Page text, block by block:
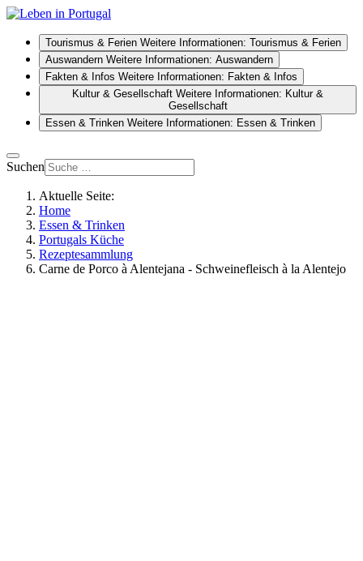
Tourismus & Ferien Weitere Informationen: Tourismus & Ferien
Auswandern Weitere Informationen: Auswandern
Fakten & Infos Weitere Informationen: Fakten & Infos
Kultur & Gesellschaft Weitere Informationen: Kultur &
Gesellschaft
Essen & Trinken Weitere Informationen: Essen & Trinken
Suchen
Aktuelle Seite:
Home
Essen & Trinken
Portugals Küche
Rezeptesammlung
Carne de Porco à Alentejana - Schweinefleisch à la Alentejo